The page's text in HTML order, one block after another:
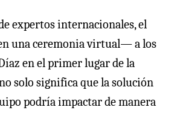
expertos internacionales, el
una ceremonia virtual― a los
en el primer lugar de la
solo significa que la solución
podría impactar de manera